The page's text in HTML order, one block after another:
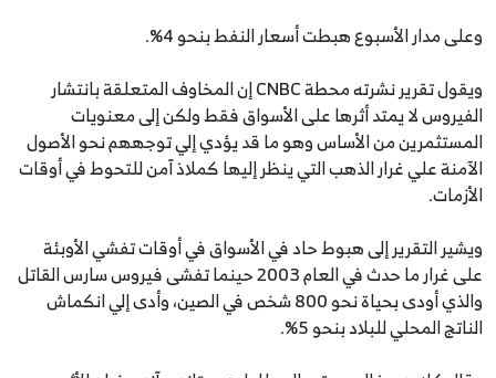
وعلى مدار الأسبوع هبطت أسعار النفط بنحو 4%.
ويقول تقرير نشرته محطة CNBC إن المخاوف المتعلقة بانتشار
الفيروس لا يمتد أثرها على الأسواق فقط ولكن إلى معنويات
المستثمرين من الأساس وهو ما قد يؤدي إلي توجههم نحو الأصول
الآمنة علي غرار الذهب التي ينظر إليها كملاذ آمن للتحوط في أوقات
الأزمات.
ويشير التقرير إلى هبوط حاد في الأسواق في أوقات تفشي الأوبئة
على غرار ما حدث في العام 2003 حينما تفشى فيروس سارس القاتل
والذي أودى بحياة نحو 800 شخص في الصين، وأدى إلي انكماش
الناتج المحلي للبلاد بنحو 5%.